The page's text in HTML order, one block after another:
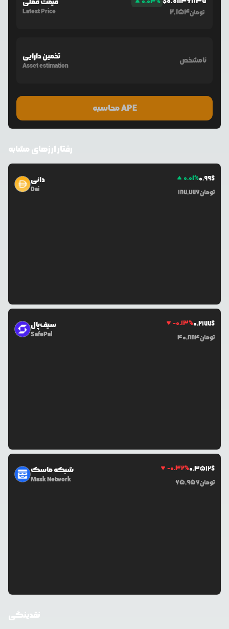
Latest Price
2,154تومان
تخمین دارایی
Asset estimation
نامشخص
محاسبه APE
رفتار ارزهای مشابه
دائی
Dai
0.01%0.99$
187,776تومان
سیف‌پال
SafePal
-0.13%0.2177$
40,884تومان
شبکه ماسک
Mask Network
-0.32%0.3512$
65,956تومان
نقدینگی